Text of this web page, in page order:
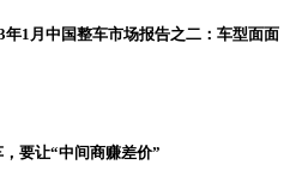
年1月中国整车市场报告之二：车型面面
要让“中间商赚差价”